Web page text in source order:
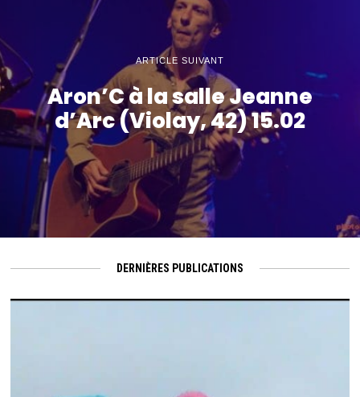
ARTICLE SUIVANT
Aron’C à la salle Jeanne
d’Arc (Violay, 42) 15.02
DERNIÈRES PUBLICATIONS